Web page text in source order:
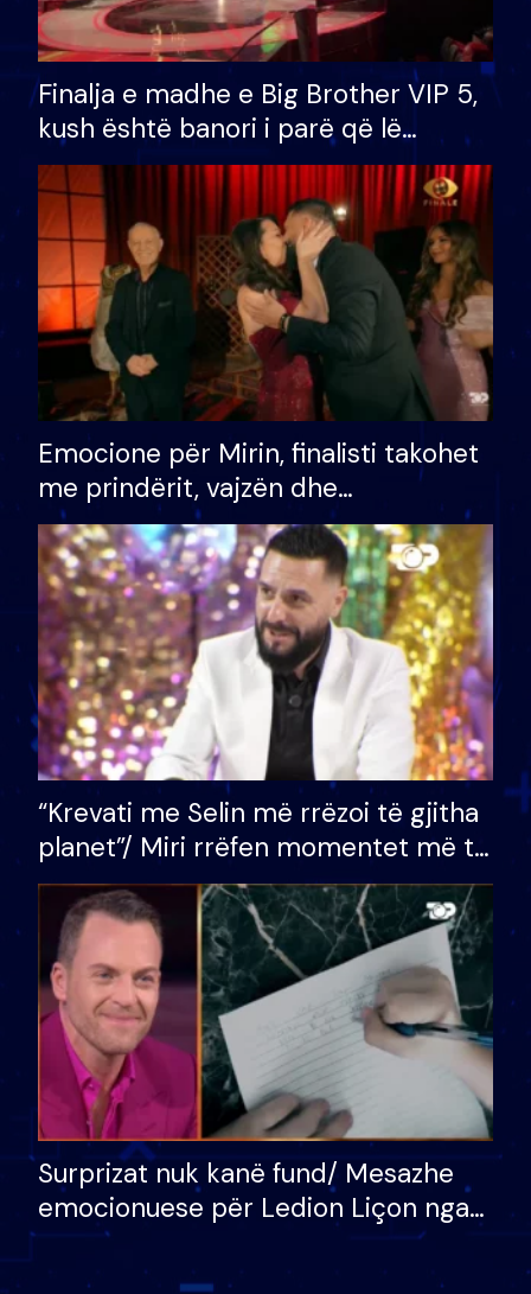
Finalja e madhe e Big Brother VIP 5,
kush është banori i parë që lë
shtëpinë dhe humb mundësinë për
të fituar çmimin e madh
Emocione për Mirin, finalisti takohet
me prindërit, vajzën dhe
bashkëshorten: S’kemi ndonjë letër
divorci apo jo?
“Krevati me Selin më rrëzoi të gjitha
planet”/ Miri rrëfen momentet më të
bukura në shtëpinë e BB VIP: Do më
mungojë zilja e mëngjesit kur…
Surprizat nuk kanë fund/ Mesazhe
emocionuese për Ledion Liçon nga
nëna dhe fëmijët e tij, moderatori
nuk i mban dot lotët: Nuk meritoj…